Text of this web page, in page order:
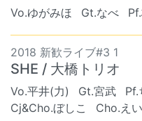
Vo.ゆがみほ Gt.なべ
2018 新歓ライブ#3 1
SHE / 大橋トリオ
Vo.平井(力) Gt.宮武 Pf.
Cj&Cho.ぼしこ
Cho.え